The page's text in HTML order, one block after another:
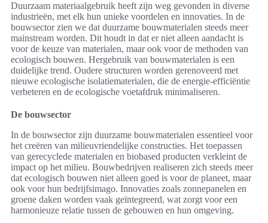
Duurzaam materiaalgebruik heeft zijn weg gevonden in diverse
industrieën, met elk hun unieke voordelen en innovaties. In de
bouwsector zien we dat duurzame bouwmaterialen steeds meer
mainstream worden. Dit houdt in dat er niet alleen aandacht is
voor de keuze van materialen, maar ook voor de methoden van
ecologisch bouwen. Hergebruik van bouwmaterialen is een
duidelijke trend. Oudere structuren worden gerenoveerd met
nieuwe ecologische isolatiematerialen, die de energie-efficiëntie
verbeteren en de ecologische voetafdruk minimaliseren.
De bouwsector
In de bouwsector zijn duurzame bouwmaterialen essentieel voor
het creëren van milieuvriendelijke constructies. Het toepassen
van gerecyclede materialen en biobased producten verkleint de
impact op het milieu. Bouwbedrijven realiseren zich steeds meer
dat ecologisch bouwen niet alleen goed is voor de planeet, maar
ook voor hun bedrijfsimago. Innovaties zoals zonnepanelen en
groene daken worden vaak geïntegreerd, wat zorgt voor een
harmonieuze relatie tussen de gebouwen en hun omgeving.